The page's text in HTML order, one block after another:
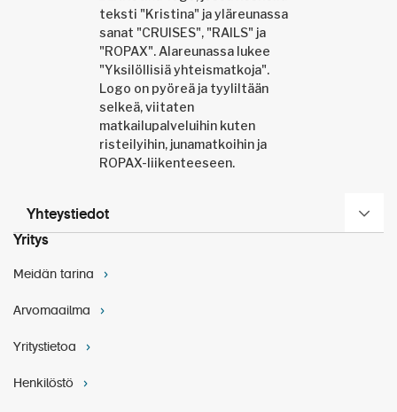
Yhteystiedot
Yritys
Meidän tarina
Arvomaailma
Yritystietoa
Henkilöstö